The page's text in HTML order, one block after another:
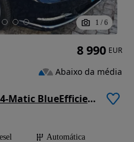
1 / 6
Mercedes-Benz S 350 CDI 4-Matic BlueEfficiency
Automática
8 990 EUR
Abaixo da média